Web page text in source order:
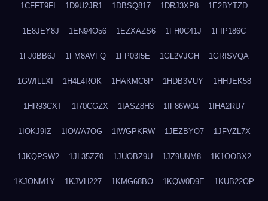
1CFFT9FI 1D9U2JR1 1DBSQ817 1DRJ3XP8 1E2BYTZD
1E8JEY8J 1EN94O56 1EZXAZS6 1FH0C41J 1FIP186C
1FJ0BB6J 1FM8AVFQ 1FP03I5E 1GL2VJGH 1GRISVQA
1GWILLXI 1H4L4ROK 1HAKMC6P 1HDB3VUY 1HHJEK58
1HR93CXT 1I70CGZX 1IASZ8H3 1IF86W04 1IHA2RU7
1IOKJ9IZ 1IOWA7OG 1IWGPKRW 1JEZBYO7 1JFVZL7X
1JKQPSW2 1JL35ZZ0 1JUOBZ9U 1JZ9UNM8 1K1OOBX2
1KJONM1Y 1KJVH227 1KMG68BO 1KQW0D9E 1KUB22OP